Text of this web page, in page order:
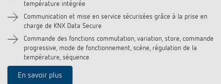
température intégrée
Communication et mise en service sécurisées grâce à la prise en
charge de KNX Data Secure
Commande des fonctions commutation, variation, store, commande
progressive, mode de fonctionnement, scène, régulation de la
température, séquence
En savoir plus